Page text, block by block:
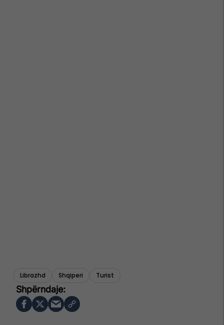
Librazhd Shqiperi Turist